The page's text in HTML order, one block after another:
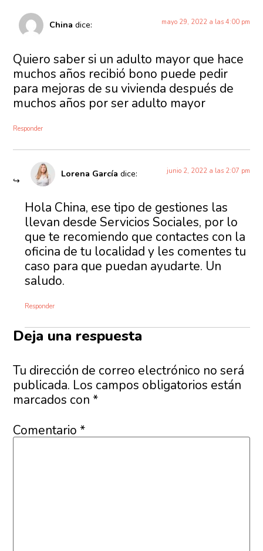
China dice: mayo 29, 2022 a las 4:00 pm
Quiero saber si un adulto mayor que hace
muchos años recibió bono puede pedir
para mejoras de su vivienda después de
muchos años por ser adulto mayor
Responder
Lorena García dice: junio 2, 2022 a las 2:07 pm
Hola China, ese tipo de gestiones las
llevan desde Servicios Sociales, por lo
que te recomiendo que contactes con la
oficina de tu localidad y les comentes tu
caso para que puedan ayudarte. Un
saludo.
Responder
Deja una respuesta
Tu dirección de correo electrónico no será
publicada. Los campos obligatorios están
marcados con*
Comentario*